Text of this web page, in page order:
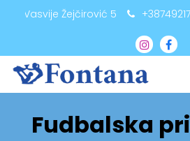
Vasvije Žejčirović 5
Fudbalska